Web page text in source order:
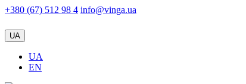
+380 (67) 512 98 4 info@vinga.ua
UA
UA
EN